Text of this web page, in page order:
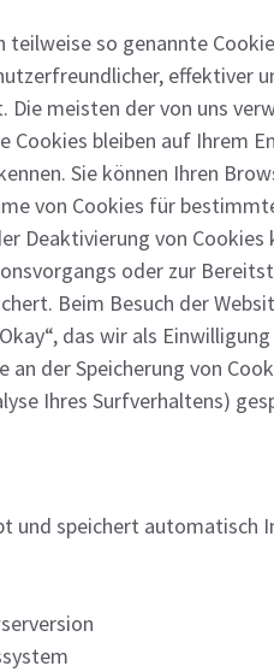
so genannte
effektiver
meisten der von uns
bleiben auf Ihrem
Sie können Ihren
von Cookies für
Deaktivierung von
oder zur
Beim Besuch der
das wir als
an der Speicherung von
Ihres Surfverhaltens)
und speichert